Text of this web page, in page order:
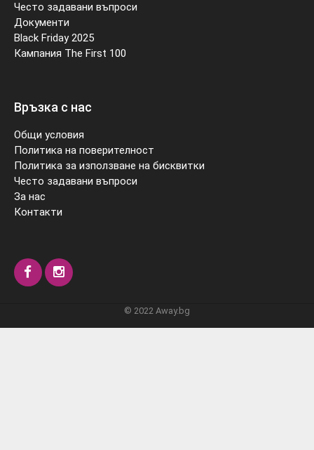
Често задавани въпроси
Документи
Black Friday 2025
Кампания The First 100
Връзка с нас
Общи условия
Политика на поверителност
Политика за използване на бисквитки
Често задавани въпроси
За нас
Контакти
© 2022 Away.bg